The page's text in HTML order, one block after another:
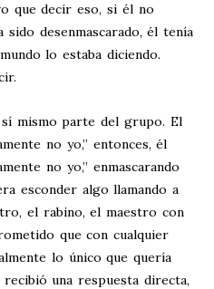
que decir eso, si él no
desenmascarado, él tenía
lo estaba diciendo.
mismo parte del grupo. El
no yo,” entonces, él
no yo,” enmascarando
esconder algo llamando a
el rabino, el maestro con
que con cualquier
lo único que quería
una respuesta directa,